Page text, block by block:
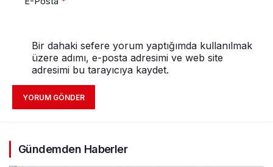
Bir dahaki sefere yorum yaptığımda kullanılmak
üzere adımı, e-posta adresimi ve web site
adresimi bu tarayıcıya kaydet.
YORUM GÖNDER
Gündemden Haberler